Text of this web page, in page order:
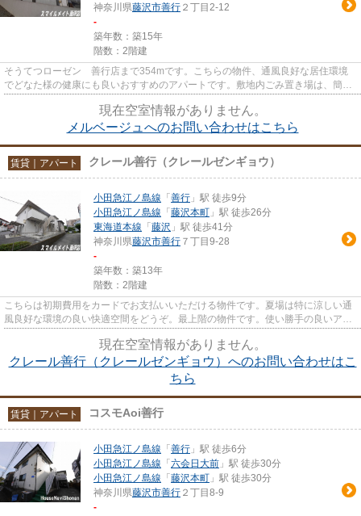
神奈川県藤沢市善行 ２丁目2-12
-
築年数：築15年
階数：2階建
そうてつローゼン 善行店まで354mです。こちらの物件、通風良好な居住環境
でどなた様の健康にも良いおすすめのアパートです。敷地内ごみ置き場は、簡単
現在空室情報がありません。
メルベージュへのお問い合わせはこちら
賃貸｜アパート クレール善行（クレールゼンギョウ）
小田急江ノ島線 「 善行 」駅 徒歩9分
小田急江ノ島線 「 藤沢本町 」駅 徒歩26分
東海道本線 「 藤沢 」駅 徒歩41分
神奈川県藤沢市善行 ７丁目9-28
-
築年数：築13年
階数：2階建
こちらは初期費用をカードでお支払いいただける物件です。夏場は特に涼しい通
風良好な環境の良い快適空間をどうぞ。最上階の物件です。使い勝手の良いアパ
現在空室情報がありません。
クレール善行（クレールゼンギョウ）へのお問い合わせはこ
ちら
賃貸｜アパート コスモAoi善行
小田急江ノ島線 「 善行 」駅 徒歩6分
小田急江ノ島線 「 六会日大前 」駅 徒歩30分
小田急江ノ島線 「 藤沢本町 」駅 徒歩30分
神奈川県藤沢市善行 ２丁目8-9
-